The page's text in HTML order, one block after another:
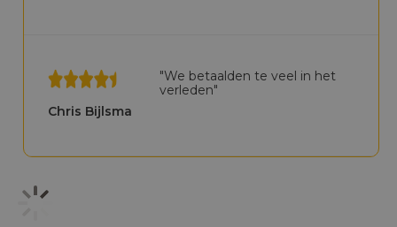
Chris Bijlsma
"We betaalden te veel in het
verleden"